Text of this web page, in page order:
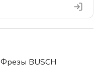
Фрезы BUSCH